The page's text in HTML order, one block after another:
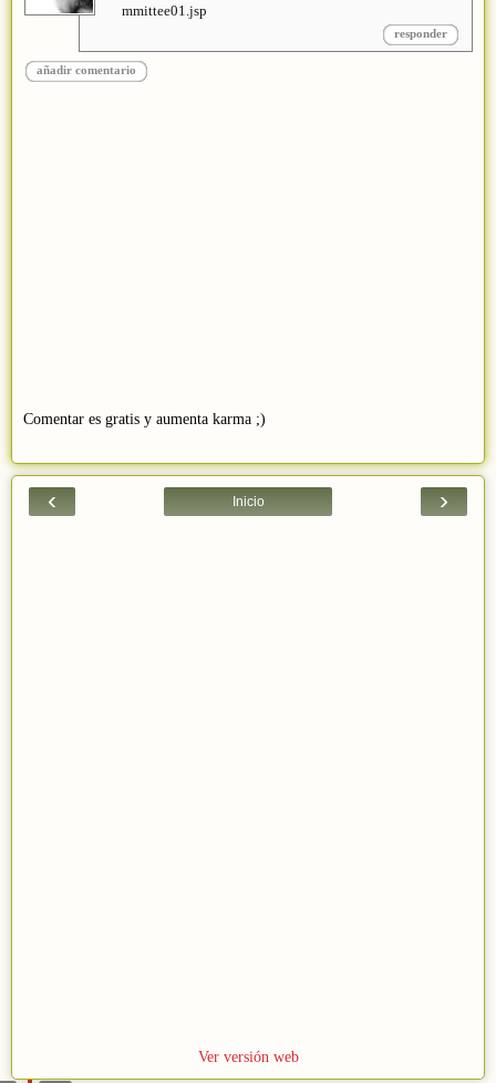
mmittee01.jsp
responder
añadir comentario
Comentar es gratis y aumenta karma ;)
‹ ›
Inicio
Ver versión web